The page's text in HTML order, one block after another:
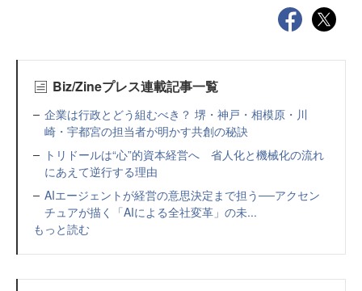
Biz/Zineプレス連載記事一覧
企業は行政とどう組むべき？ 堺・神戸・相模原・川
崎・宇都宮の担当者が明かす共創の秘訣
トリドールは“心”的資本経営へ 省人化と機械化の流れ
にあえて逆行する理由
AIエージェントが経営の意思決定まで担う──アクセン
チュアが描く「AIによる全社変革」の未...
もっと読む